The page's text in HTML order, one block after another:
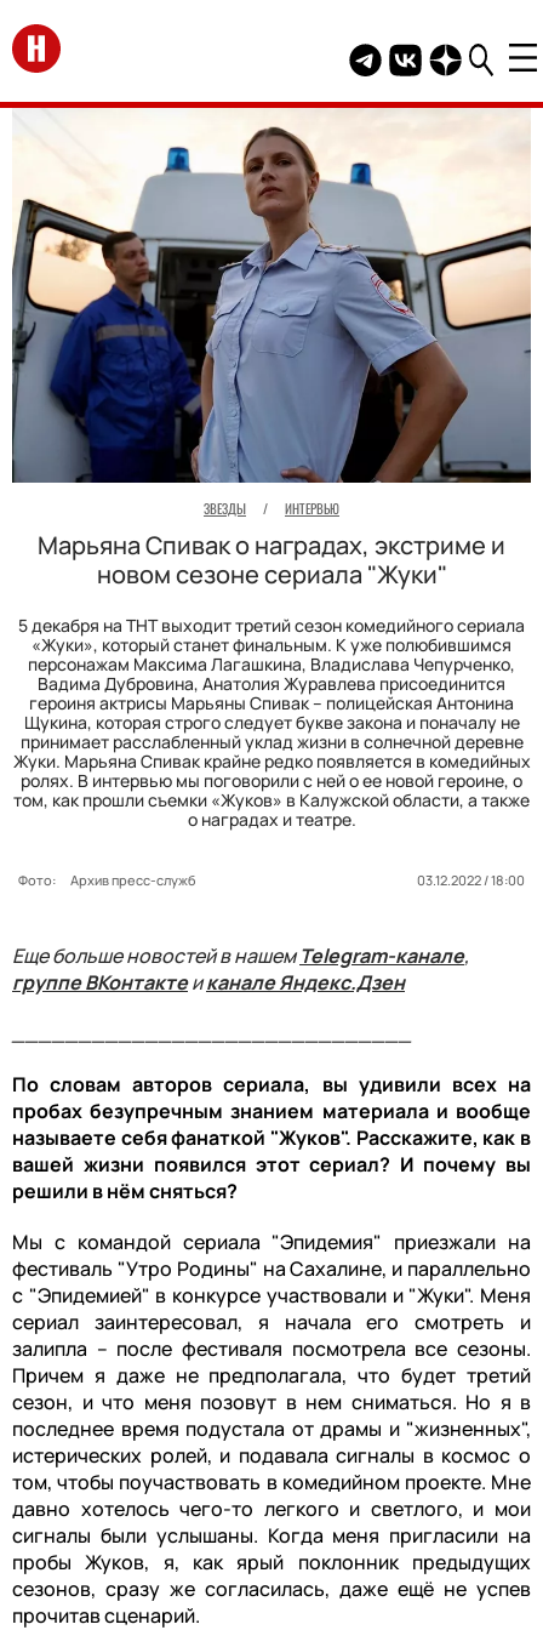
Перейти на главную
Telegram канал
Группа HELLO
Канал
ЗВЕЗДЫ / ИНТЕРВЬЮ
Марьяна Спивак о наградах, экстриме и
новом сезоне сериала "Жуки"
5 декабря на ТНТ выходит третий сезон комедийного сериала
«Жуки», который станет финальным. К уже полюбившимся
персонажам Максима Лагашкина, Владислава Чепурченко,
Вадима Дубровина, Анатолия Журавлева присоединится
героиня актрисы Марьяны Спивак – полицейская Антонина
Щукина, которая строго следует букве закона и поначалу не
принимает расслабленный уклад жизни в солнечной деревне
Жуки. Марьяна Спивак крайне редко появляется в комедийных
ролях. В интервью мы поговорили с ней о ее новой героине, о
том, как прошли съемки «Жуков» в Калужской области, а также
о наградах и театре.
Фото: Архив пресс-служб 03.12.2022 / 18:00
Еще больше новостей в нашемTelegram-канале,
группе ВКонтактеиканале Яндекс.Дзен
По словам авторов сериала, вы удивили всех на
пробах безупречным знанием материала и вообще
называете себя фанаткой "Жуков". Расскажите, как в
вашей жизни появился этот сериал? И почему вы
решили в нём сняться?
Мы с командой сериала "Эпидемия" приезжали на
фестиваль "Утро Родины" на Сахалине, и параллельно
с "Эпидемией" в конкурсе участвовали и "Жуки". Меня
сериал заинтересовал, я начала его смотреть и
залипла – после фестиваля посмотрела все сезоны.
Причем я даже не предполагала, что будет третий
сезон, и что меня позовут в нем сниматься. Но я в
последнее время подустала от драмы и "жизненных",
истерических ролей, и подавала сигналы в космос о
том, чтобы поучаствовать в комедийном проекте. Мне
давно хотелось чего-то легкого и светлого, и мои
сигналы были услышаны. Когда меня пригласили на
пробы Жуков, я, как ярый поклонник предыдущих
сезонов, сразу же согласилась, даже ещё не успев
прочитав сценарий.